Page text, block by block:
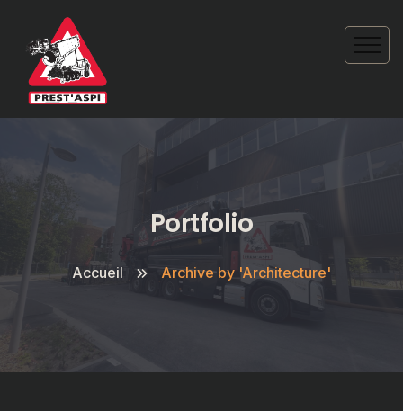
Portfolio
Accueil Archive by 'Architecture'